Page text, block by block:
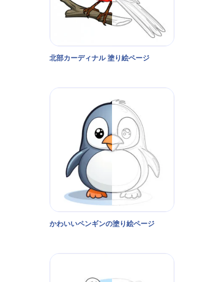
北部カーディナル 塗り絵ページ
かわいいペンギンの塗り絵ページ